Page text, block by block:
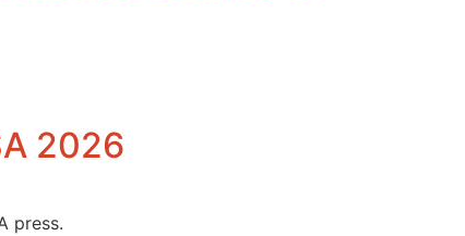
2026
press.